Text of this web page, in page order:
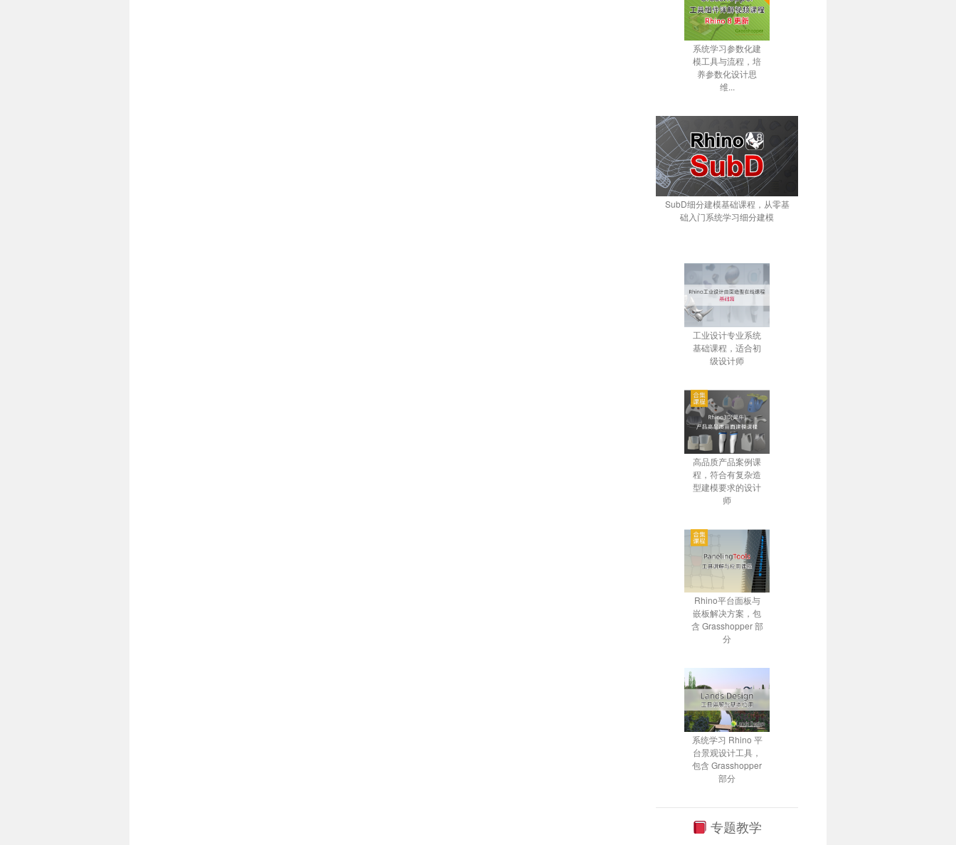
系统学习参数化建
模工具与流程，培
养参数化设计思
维...
SubD细分建模基础课程，从零基
础入门系统学习细分建模
工业设计专业系统
基础课程，适合初
级设计师
高品质产品案例课
程，符合有复杂造
型建模要求的设计
师
Rhino平台面板与
嵌板解决方案，包
含 Grasshopper 部
分
系统学习 Rhino 平
台景观设计工具，
包含 Grasshopper
部分
专题教学